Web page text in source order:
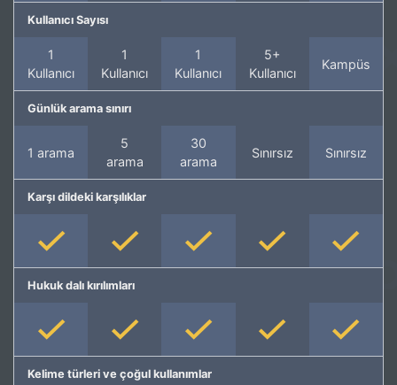
Kullanıcı Sayısı
1
Kullanıcı
1
Kullanıcı
1
Kullanıcı
5+
Kullanıcı
Kampüs
Günlük arama sınırı
1 arama
5
arama
30
arama
Sınırsız Sınırsız
Karşı dildeki karşılıklar
Hukuk dalı kırılımları
Kelime türleri ve çoğul kullanımlar